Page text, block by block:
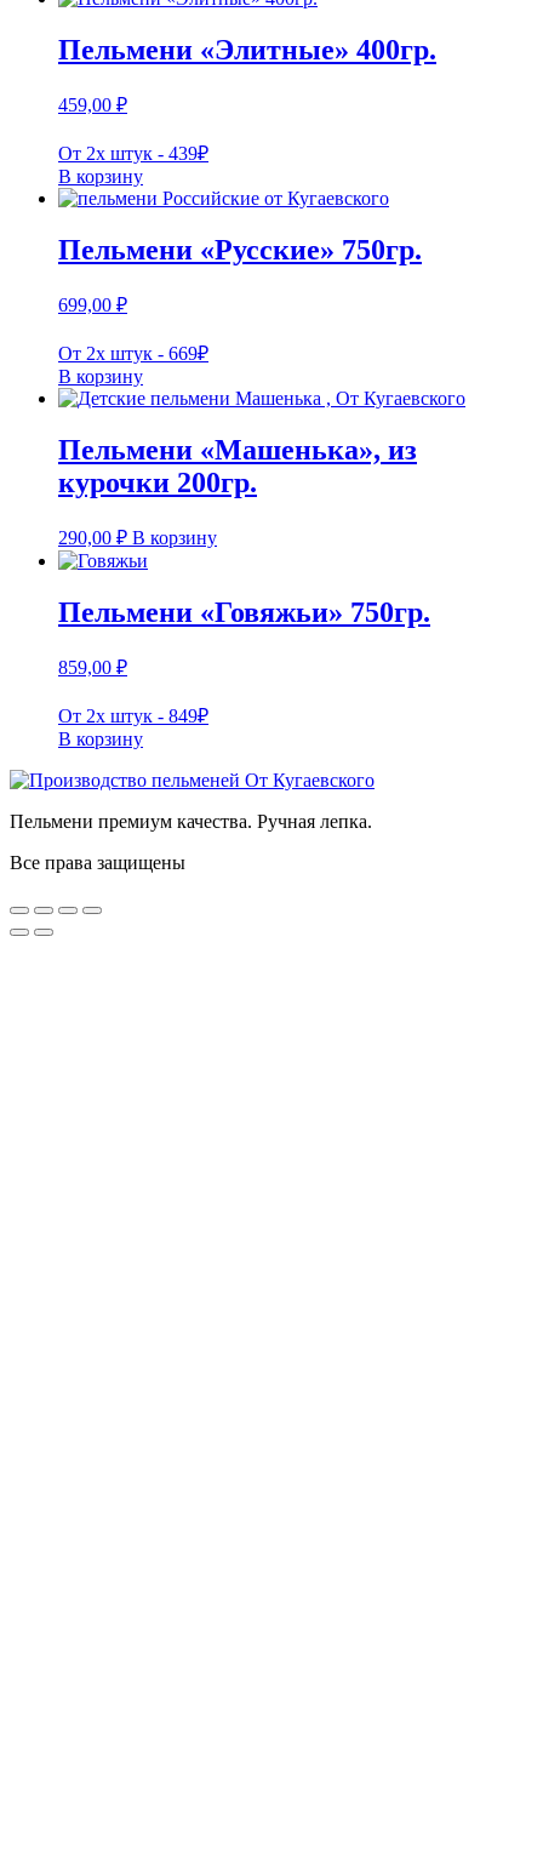
Пельмени «Элитные» 400гр.
459,00 ₽
От 2х штук - 439₽
В корзину
Пельмени «Русские» 750гр.
699,00 ₽
От 2х штук - 669₽
В корзину
Пельмени «Машенька», из
курочки 200гр.
290,00 ₽ В корзину
Пельмени «Говяжьи» 750гр.
859,00 ₽
От 2х штук - 849₽
В корзину
Пельмени премиум качества. Ручная лепка.
Все права защищены